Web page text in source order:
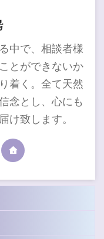
中で、相談者様
とができないか
着く。全て天然
念とし、心にも
け致します。